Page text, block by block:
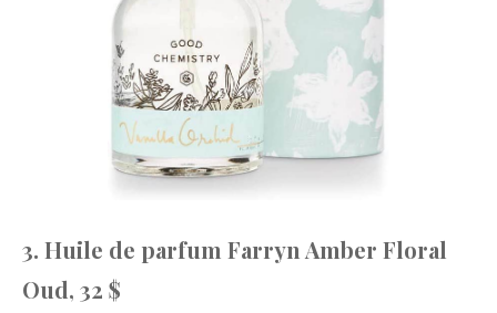
3. Huile de parfum Farryn Amber Floral
Oud, 32 $